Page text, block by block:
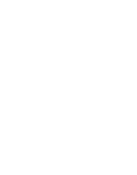
度並採取法律行